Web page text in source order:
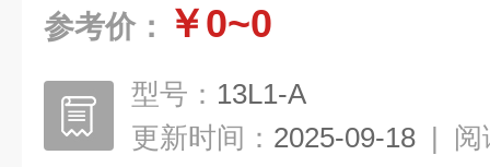
参考价： ￥0~0
型号： 13L1-A
更新时间： 2025-09-18 | 阅